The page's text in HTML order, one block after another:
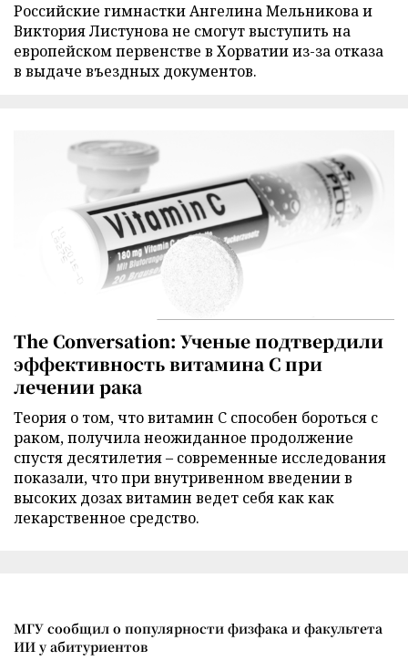
Российские гимнастки Ангелина Мельникова и
Виктория Листунова не смогут выступить на
европейском первенстве в Хорватии из-за отказа
в выдаче въездных документов.
The Conversation: Ученые подтвердили
эффективность витамина C при
лечении рака
Теория о том, что витамин C способен бороться с
раком, получила неожиданное продолжение
спустя десятилетия – современные исследования
показали, что при внутривенном введении в
высоких дозах витамин ведет себя как как
лекарственное средство.
МГУ сообщил о популярности физфака и факультета
ИИ у абитуриентов